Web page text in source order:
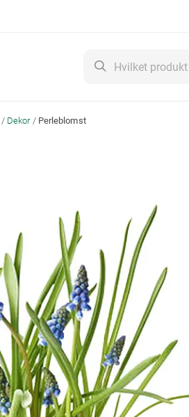
Dekor Perleblomst